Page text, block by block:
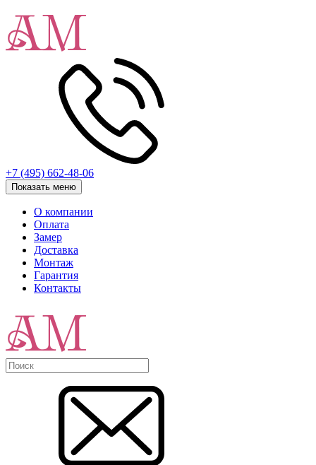
+7 (495) 662-48-06
Показать меню
О компании
Оплата
Замер
Доставка
Монтаж
Гарантия
Контакты